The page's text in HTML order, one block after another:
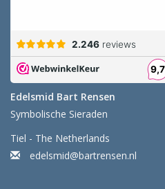
Edelsmid Bart Rensen
Symbolische Sieraden
Tiel - The Netherlands
edelsmid@bartrensen.nl